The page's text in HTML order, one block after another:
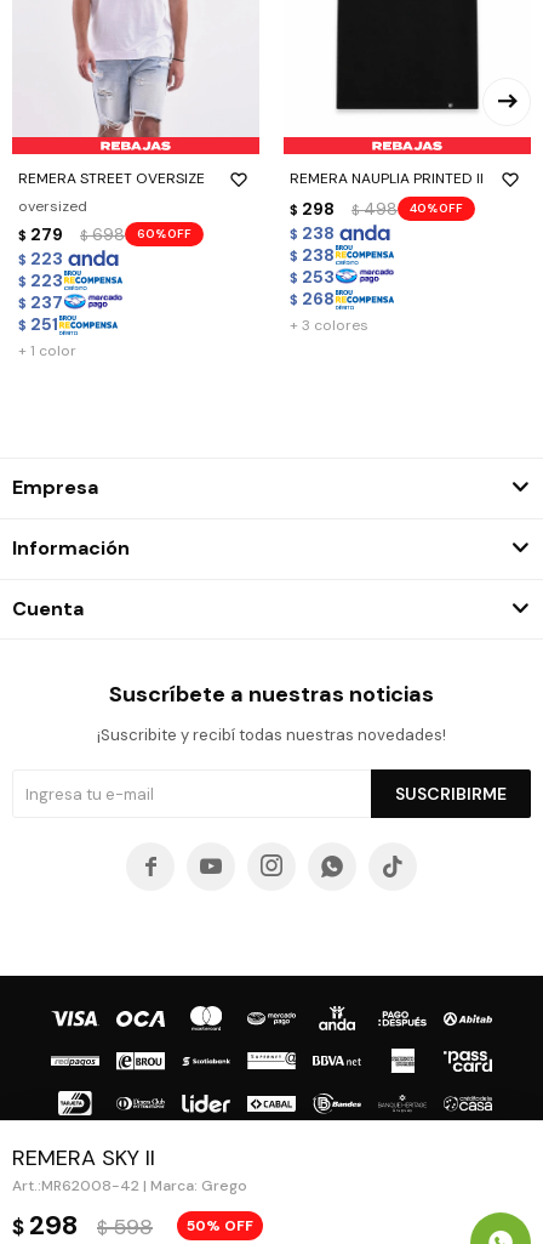
REMERA SKY II
MR62008-42 | Marca: Grego
$ 298 $ 598 50
REMERA STREET OVERSIZE
oversized
$ 279 $ 698 60
$ 223
$ 223
$ 237
$ 251
+ 1 color
REMERA NAUPLIA PRINTED II
$ 298 $ 498 40
$ 238
$ 238
$ 253
$ 268
+ 3 colores
Empresa
Información
Cuenta
Suscríbete a nuestras noticias
¡Suscribite y recibí todas nuestras novedades!
SUSCRIBIRME
    